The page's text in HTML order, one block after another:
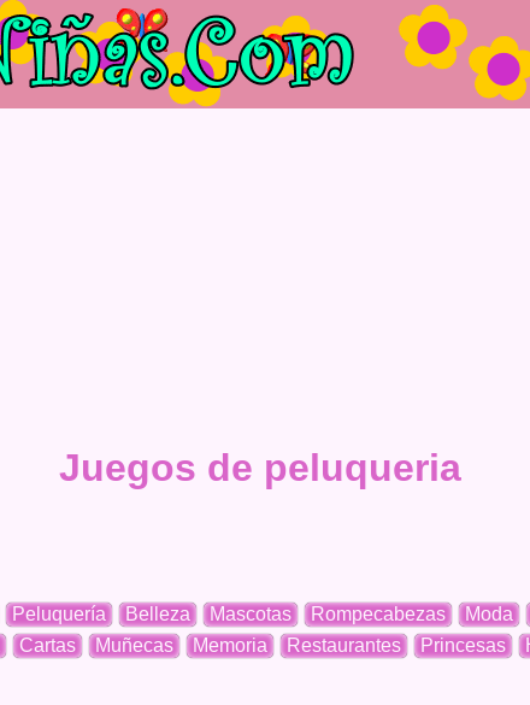
Juegos de peluqueria
Peluquería Belleza Mascotas Rompecabezas Moda
Cartas Muñecas Memoria Restaurantes Princesas